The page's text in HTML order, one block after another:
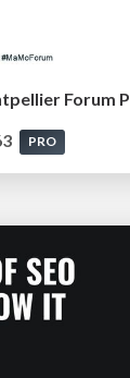
Forum
PRO